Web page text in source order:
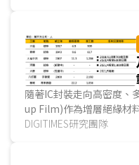
隨著IC封裝走向高密度
up Film)作為增層絕緣材
載板，受到重視。日本曾
DIGITIMES研究團隊